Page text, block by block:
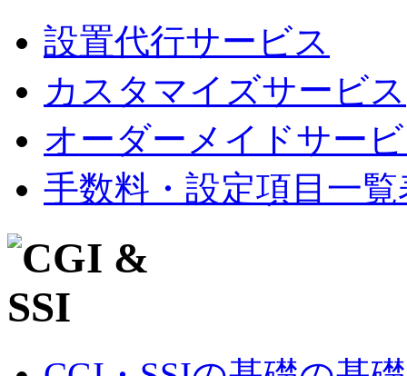
設置代行サービス
カスタマイズサービス
オーダーメイドサー
手数料・設定項目一覧